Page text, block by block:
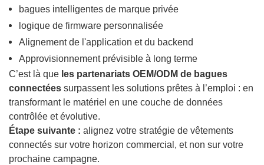
bagues intelligentes de marque privée
logique de firmware personnalisée
Alignement de l'application et du backend
Approvisionnement prévisible à long terme
C’est là que les partenariats OEM/ODM de bagues
connectées surpassent les solutions prêtes à l’emploi : en
transformant le matériel en une couche de données
contrôlée et évolutive.
Étape suivante : alignez votre stratégie de vêtements
connectés sur votre horizon commercial, et non sur votre
prochaine campagne.